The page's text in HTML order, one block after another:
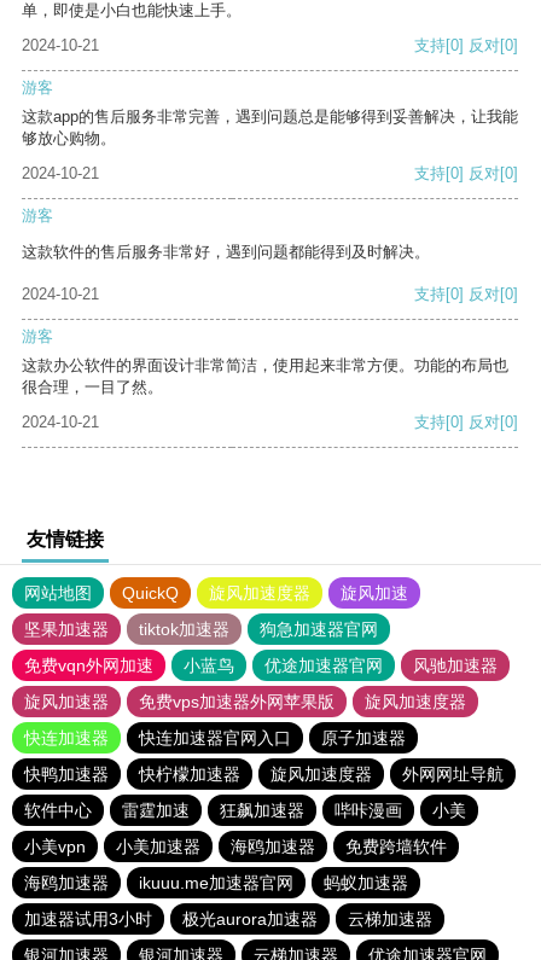
单，即使是小白也能快速上手。
2024-10-21
支持[0] 反对[0]
游客
这款app的售后服务非常完善，遇到问题总是能够得到妥善解决，让我能
够放心购物。
2024-10-21
支持[0] 反对[0]
游客
这款软件的售后服务非常好，遇到问题都能得到及时解决。
2024-10-21 支持[0] 反对[0]
游客
这款办公软件的界面设计非常简洁，使用起来非常方便。功能的布局也
很合理，一目了然。
2024-10-21
支持[0] 反对[0]
友情链接
网站地图 QuickQ 旋风加速度器
旋风加速
坚果加速器
tiktok加速器
狗急加速器官网
免费vqn外网加速
小蓝鸟 优途加速器官网
风驰加速器
旋风加速器
免费vps加速器外网苹果版
旋风加速度器
快连加速器
快连加速器官网入口
原子加速器
快鸭加速器
快柠檬加速器 旋风加速度器
外网网址导航
软件中心
雷霆加速 狂飙加速器 哔咔漫画
小美
小美vpn
小美加速器 海鸥加速器
免费跨墙软件
海鸥加速器
ikuuu.me加速器官网
蚂蚁加速器
加速器试用3小时
极光aurora加速器
云梯加速器
银河加速器
银河加速器 云梯加速器 优途加速器官网